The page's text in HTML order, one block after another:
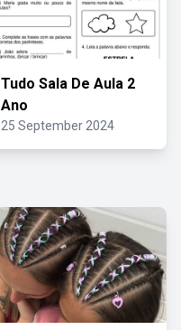
Tudo Sala De Aula 2
Ano
25 September 2024